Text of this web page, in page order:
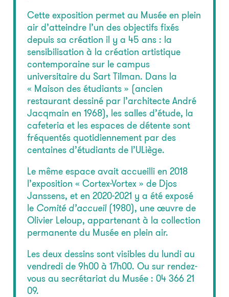
Cette exposition permet au Musée en plein
air d’atteindre l’un des objectifs fixés
depuis sa création il y a 45 ans : la
sensibilisation à la création artistique
contemporaine sur le campus
universitaire du Sart Tilman. Dans la
« Maison des étudiants » (ancien
restaurant dessiné par l’architecte André
Jacqmain en 1968), les salles d’étude, la
cafeteria et les espaces de détente sont
fréquentés quotidiennement par des
centaines d’étudiants de l’ULiège.
Le même espace avait accueilli en 2018
l’exposition « Cortex-Vortex » de Djos
Janssens, et en 2020-2021 y a été exposé
le Comité d’accueil(1980), une œuvre de
Olivier Leloup, appartenant à la collection
permanente du Musée en plein air.
Les deux dessins sont visibles du lundi au
vendredi de 9h00 à 17h00. Ou sur rendez-
vous au secrétariat du Musée : 04 366 21
09.